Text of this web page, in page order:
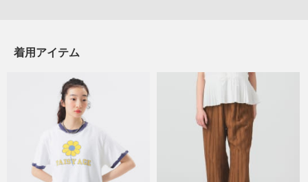
着用アイテム